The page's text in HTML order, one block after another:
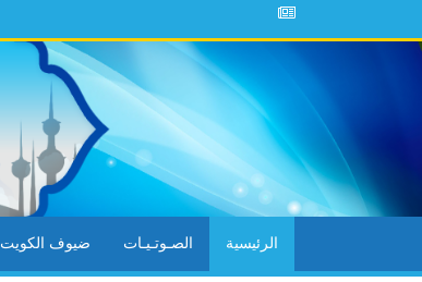
الرئيسية الصـوتـيـات ضيوف الكويت